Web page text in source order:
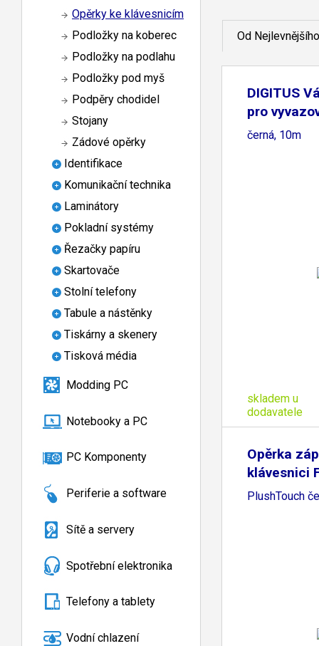
Opěrky ke klávesnicím
Podložky na koberec
Podložky na podlahu
Podložky pod myš
Podpěry chodidel
Stojany
Zádové opěrky
Identifikace
Komunikační technika
Laminátory
Pokladní systémy
Řezačky papíru
Skartovače
Stolní telefony
Tabule a nástěnky
Tiskárny a skenery
Tisková média
Modding PC
Notebooky a PC
PC Komponenty
Periferie a software
Sítě a servery
Spotřební elektronika
Telefony a tablety
Vodní chlazení
Od Nejlevnějšího
DIGITUS
pro
černá, 10m
skladem u
dodavatele
Opěrka
klávesnici
PlushTouch